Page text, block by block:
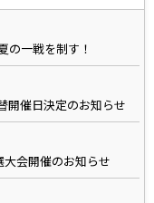
の一戦を制す！
開催日決定のお知らせ
会開催のお知らせ